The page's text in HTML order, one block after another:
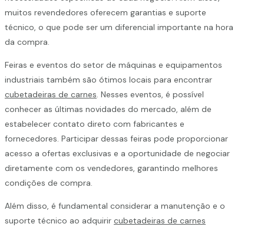
muitos revendedores oferecem garantias e suporte
técnico, o que pode ser um diferencial importante na hora
da compra.
Feiras e eventos do setor de máquinas e equipamentos
industriais também são ótimos locais para encontrar
cubetadeiras de carnes. Nesses eventos, é possível
conhecer as últimas novidades do mercado, além de
estabelecer contato direto com fabricantes e
fornecedores. Participar dessas feiras pode proporcionar
acesso a ofertas exclusivas e a oportunidade de negociar
diretamente com os vendedores, garantindo melhores
condições de compra.
Além disso, é fundamental considerar a manutenção e o
suporte técnico ao adquirir cubetadeiras de carnes